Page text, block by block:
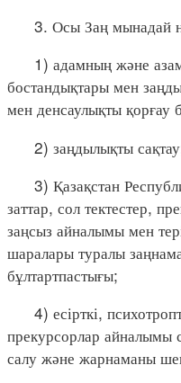
3. Осы Заң мынадай
1) адамның және
бостандықтары мен
мен денсаулықты
2) заңдылықты
3) Қазақстан
заттар, сол тектестер,
заңсыз айналымы мен
шаралары туралы
бұлтартпастығы;
4) есірткі,
прекурсорлар айналымы
салу және жарнаманы